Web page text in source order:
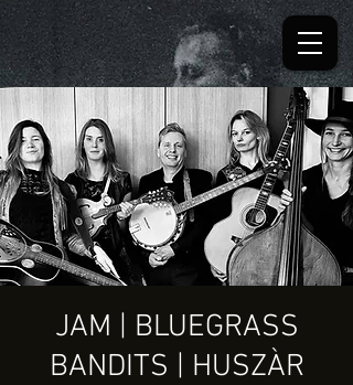
JAM | BLUEGRASS
BANDITS | HUSZÀR